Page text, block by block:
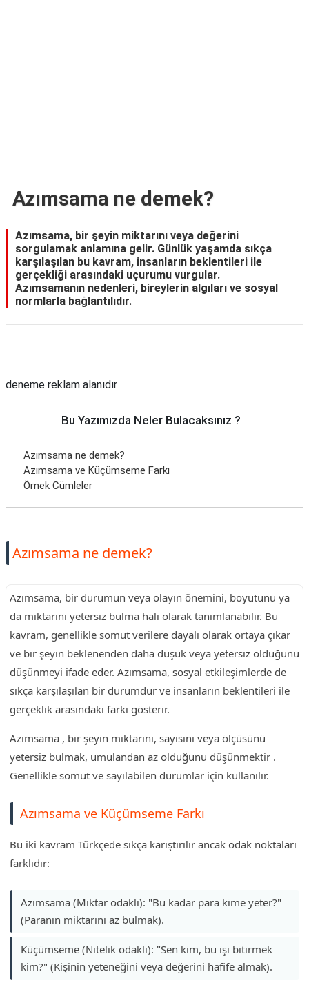
Azımsama ne demek?
Azımsama, bir şeyin miktarını veya değerini
sorgulamak anlamına gelir. Günlük yaşamda sıkça
karşılaşılan bu kavram, insanların beklentileri ile
gerçekliği arasındaki uçurumu vurgular.
Azımsamanın nedenleri, bireylerin algıları ve sosyal
normlarla bağlantılıdır.
deneme reklam alanıdır
Bu Yazımızda Neler Bulacaksınız ?
Azımsama ne demek?
Azımsama ve Küçümseme Farkı
Örnek Cümleler
Azımsama ne demek?
Azımsama, bir durumun veya olayın önemini, boyutunu ya
da miktarını yetersiz bulma hali olarak tanımlanabilir. Bu
kavram, genellikle somut verilere dayalı olarak ortaya çıkar
ve bir şeyin beklenenden daha düşük veya yetersiz olduğunu
düşünmeyi ifade eder. Azımsama, sosyal etkileşimlerde de
sıkça karşılaşılan bir durumdur ve insanların beklentileri ile
gerçeklik arasındaki farkı gösterir.
Azımsama , bir şeyin miktarını, sayısını veya ölçüsünü
yetersiz bulmak, umulandan az olduğunu düşünmektir .
Genellikle somut ve sayılabilen durumlar için kullanılır.
Azımsama ve Küçümseme Farkı
Bu iki kavram Türkçede sıkça karıştırılır ancak odak noktaları
farklıdır:
Azımsama (Miktar odaklı): "Bu kadar para kime yeter?"
(Paranın miktarını az bulmak).
Küçümseme (Nitelik odaklı): "Sen kim, bu işi bitirmek
kim?" (Kişinin yeteneğini veya değerini hafife almak).